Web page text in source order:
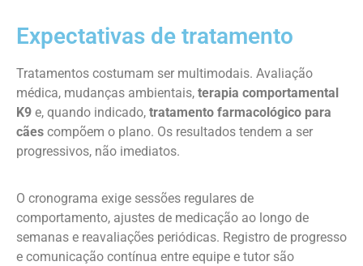
Expectativas de tratamento
Tratamentos costumam ser multimodais. Avaliação
médica, mudanças ambientais, terapia comportamental
K9 e, quando indicado, tratamento farmacológico para
cães compõem o plano. Os resultados tendem a ser
progressivos, não imediatos.
O cronograma exige sessões regulares de
comportamento, ajustes de medicação ao longo de
semanas e reavaliações periódicas. Registro de progresso
e comunicação contínua entre equipe e tutor são